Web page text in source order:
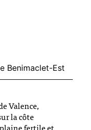
Benimaclet-Est
Valence,
la côte